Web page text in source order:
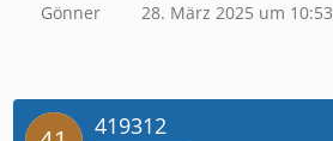
Gönner 28. März 2025 um 10:53
419312